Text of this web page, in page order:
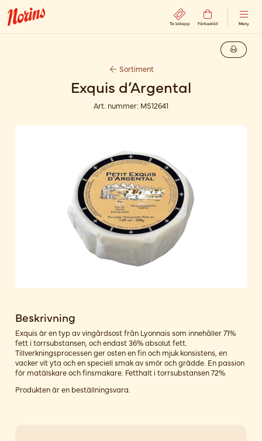
Ta kölapp Förbeställ Meny
Sortiment
Exquis d’Argental
Art. nummer: MS12641
Beskrivning
Exquis är en typ av vingårdsost från Lyonnais som innehåller 71%
fett i torrsubstansen, och endast 36% absolut fett.
Tillverkningsprocessen ger osten en fin och mjuk konsistens, en
vacker vit yta och en speciell smak av smör och grädde. En passion
för matälskare och finsmakare. Fetthalt i torrsubstansen 72%
Produkten är en beställningsvara.